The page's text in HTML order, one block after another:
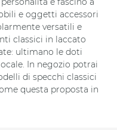
e oggetti accessori
versatili e
classici in laccato
ultimano le doti
In negozio potrai
di specchi classici
questa proposta in